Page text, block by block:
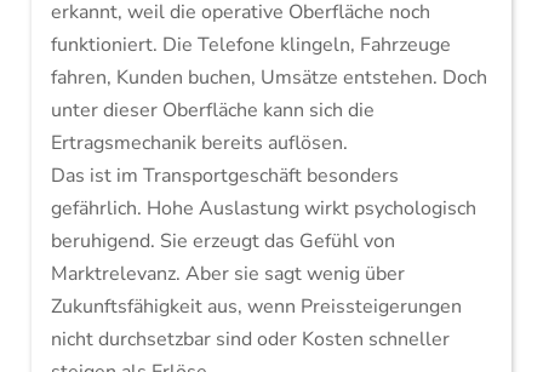
erkannt, weil die operative Oberfläche noch
funktioniert. Die Telefone klingeln, Fahrzeuge
fahren, Kunden buchen, Umsätze entstehen. Doch
unter dieser Oberfläche kann sich die
Ertragsmechanik bereits auflösen.
Das ist im Transportgeschäft besonders
gefährlich. Hohe Auslastung wirkt psychologisch
beruhigend. Sie erzeugt das Gefühl von
Marktrelevanz. Aber sie sagt wenig über
Zukunftsfähigkeit aus, wenn Preissteigerungen
nicht durchsetzbar sind oder Kosten schneller